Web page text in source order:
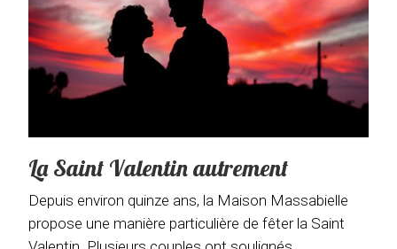
La Saint Valentin autrement
Depuis environ quinze ans, la Maison Massabielle
propose une manière particulière de fêter la Saint